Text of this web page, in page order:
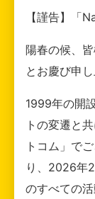
【謹告】「
陽春の候、
とお慶び申し
1999年の開
トの変遷と
トコム」で
り、2026年
のすべての